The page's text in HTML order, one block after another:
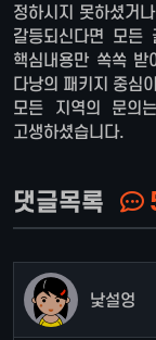
정하시지 못하셨거
갈등되신다면 모
핵심내용만 쏙쏙 받
다낭의 패키지 중심
모든 지역의 문의
고생하셨습니다.
댓글목록
낯설엉